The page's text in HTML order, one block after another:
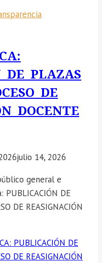
DE PLAZAS
DE
DOCENTE
julio 14, 2026
general e
PUBLICACIÓN DE
DE REASIGNACIÓN
PUBLICACIÓN DE
DE REASIGNACIÓN